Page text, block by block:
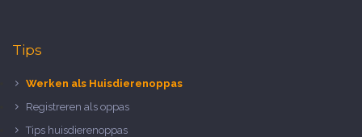
Tips
Werken als Huisdierenoppas
Registreren als oppas
Tips huisdierenoppas